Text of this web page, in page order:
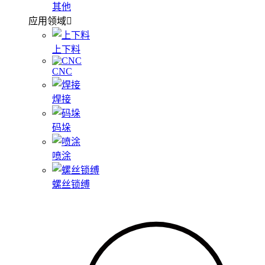
其他
应用领域
上下料
CNC
焊接
码垛
喷涂
螺丝锁缚